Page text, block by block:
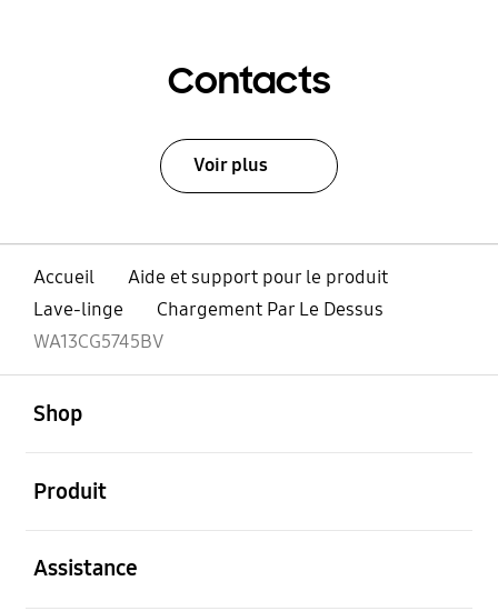
Contacts
Voir plus
Accueil
Aide et support pour le produit
Lave-linge
Chargement Par Le Dessus
WA13CG5745BV
Shop
Produit
Assistance